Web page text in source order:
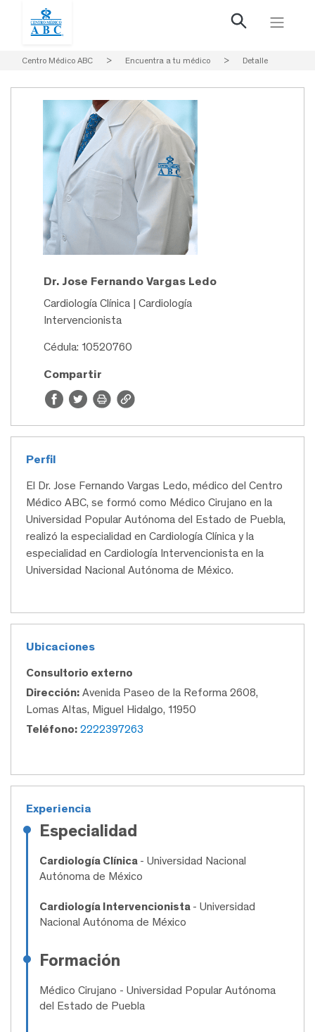
Centro Médico ABC > Encuentra a tu médico > Detalle
Dr. Jose Fernando Vargas Ledo
Cardiología Clínica | Cardiología
Intervencionista
Cédula: 10520760
Compartir
Perfil
El Dr. Jose Fernando Vargas Ledo, médico del Centro
Médico ABC, se formó como Médico Cirujano en la
Universidad Popular Autónoma del Estado de Puebla,
realizó la especialidad en Cardiología Clínica y la
especialidad en Cardiología Intervencionista en la
Universidad Nacional Autónoma de México.
Ubicaciones
Consultorio externo
Dirección: Avenida Paseo de la Reforma 2608,
Lomas Altas, Miguel Hidalgo, 11950
Teléfono: 2222397263
Experiencia
Especialidad
Cardiología Clínica - Universidad Nacional
Autónoma de México
Cardiología Intervencionista - Universidad
Nacional Autónoma de México
Formación
Médico Cirujano - Universidad Popular Autónoma
del Estado de Puebla